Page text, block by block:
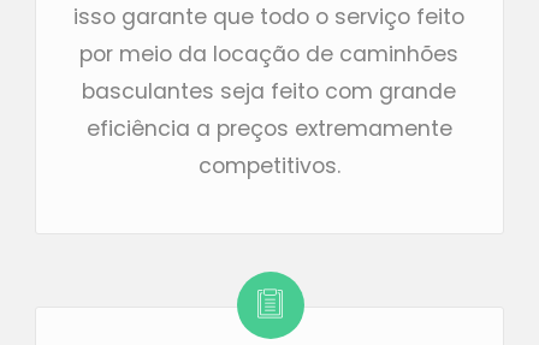
isso garante que todo o serviço feito
por meio da locação de caminhões
basculantes seja feito com grande
eficiência a preços extremamente
competitivos.